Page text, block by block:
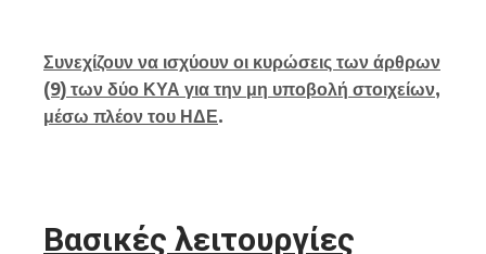
Συνεχίζουν να ισχύουν οι κυρώσεις των άρθρων
(9) των δύο ΚΥΑ για την μη υποβολή στοιχείων,
μέσω πλέον του ΗΔΕ.
Βασικές λειτουργίες